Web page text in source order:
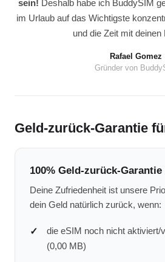
sein! Deshalb habe ich BuddySIM
im Urlaub auf das Wichtigste
und die Zeit mit deinen
Rafael Gomez
Gründer von
Geld-zurück-Garantie
100% Geld-zurück-Garantie
Deine Zufriedenheit ist unsere
dein Geld natürlich zurück, wenn:
die eSIM noch nicht aktiviert/
(0,00 MB)